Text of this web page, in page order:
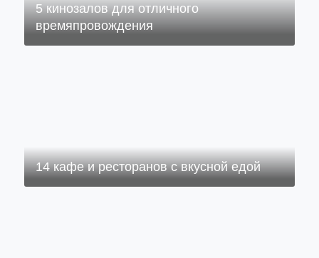
5 кинозалов для отличного
времяпровождения
14 кафе и ресторанов с вкусной едой